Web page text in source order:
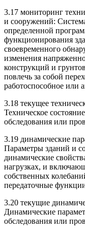
3.17 мониторинг
и сооружений:
определенной
функционирования
своевременного
изменения
конструкций и
повлечь за собой
работоспособное или
3.18 текущее
Техническое
обследования или
3.19 динамические
Параметры зданий и
динамические
нагрузках, и
собственных
передаточные
3.20 текущие
Динамические
обследования или